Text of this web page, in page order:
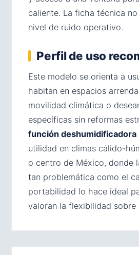
caliente. La ficha técnica
nivel de ruido operativo.
Perfil de uso
Este modelo se orienta a
habitan en espacios
movilidad climática o
específicas sin reformas
función deshumidificadora
utilidad en climas cálido-
o centro de México, donde
tan problemática como el
portabilidad lo hace ideal
valoran la flexibilidad sobre